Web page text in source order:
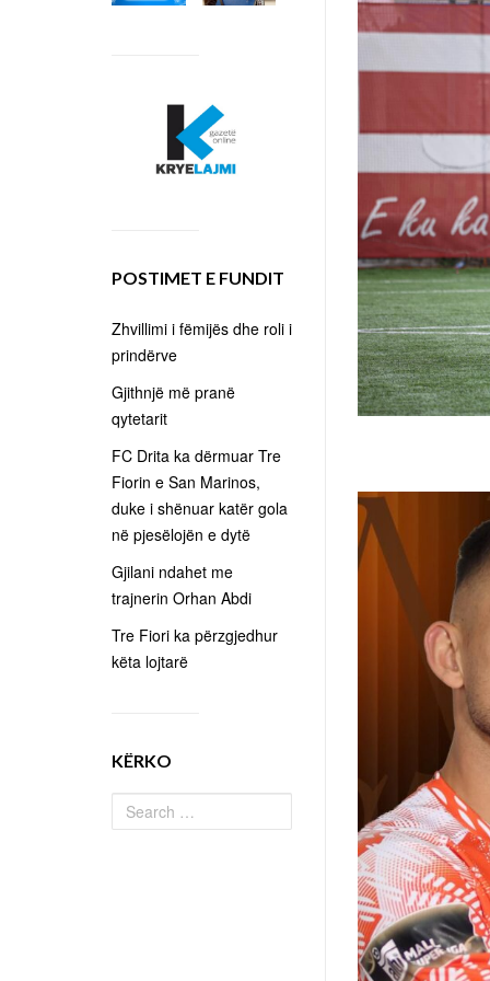
POSTIMET E FUNDIT
Zhvillimi i fëmijës dhe roli i
prindërve
Gjithnjë më pranë
qytetarit
FC Drita ka dërmuar Tre
Fiorin e San Marinos,
duke i shënuar katër gola
në pjesëlojën e dytë
Gjilani ndahet me
trajnerin Orhan Abdi
Tre Fiori ka përzgjedhur
këta lojtarë
KËRKO